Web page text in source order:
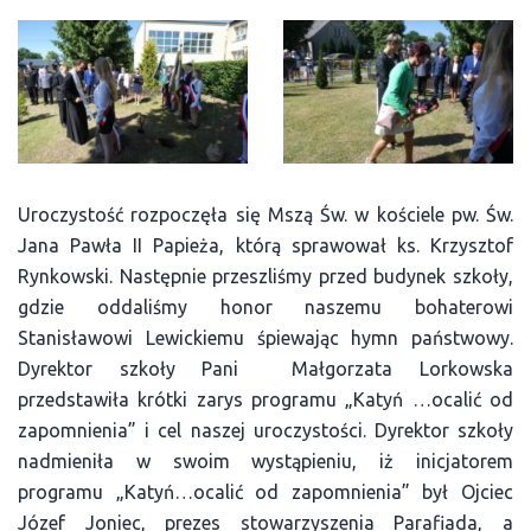
Uroczystość rozpoczęła się Mszą Św. w kościele pw. Św.
Jana Pawła II Papieża, którą sprawował ks. Krzysztof
Rynkowski. Następnie przeszliśmy przed budynek szkoły,
gdzie oddaliśmy honor naszemu bohaterowi
Stanisławowi Lewickiemu śpiewając hymn państwowy.
Dyrektor szkoły Pani Małgorzata Lorkowska
przedstawiła krótki zarys programu „Katyń …ocalić od
zapomnienia” i cel naszej uroczystości. Dyrektor szkoły
nadmieniła w swoim wystąpieniu, iż inicjatorem
programu „Katyń…ocalić od zapomnienia” był Ojciec
Józef Joniec, prezes stowarzyszenia Parafiada, a